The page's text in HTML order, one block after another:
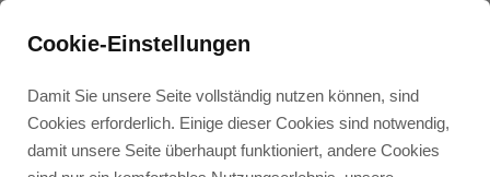
Cookie-Einstellungen
Damit Sie unsere Seite vollständig nutzen können, sind
Cookies erforderlich. Einige dieser Cookies sind notwendig,
damit unsere Seite überhaupt funktioniert, andere Cookies